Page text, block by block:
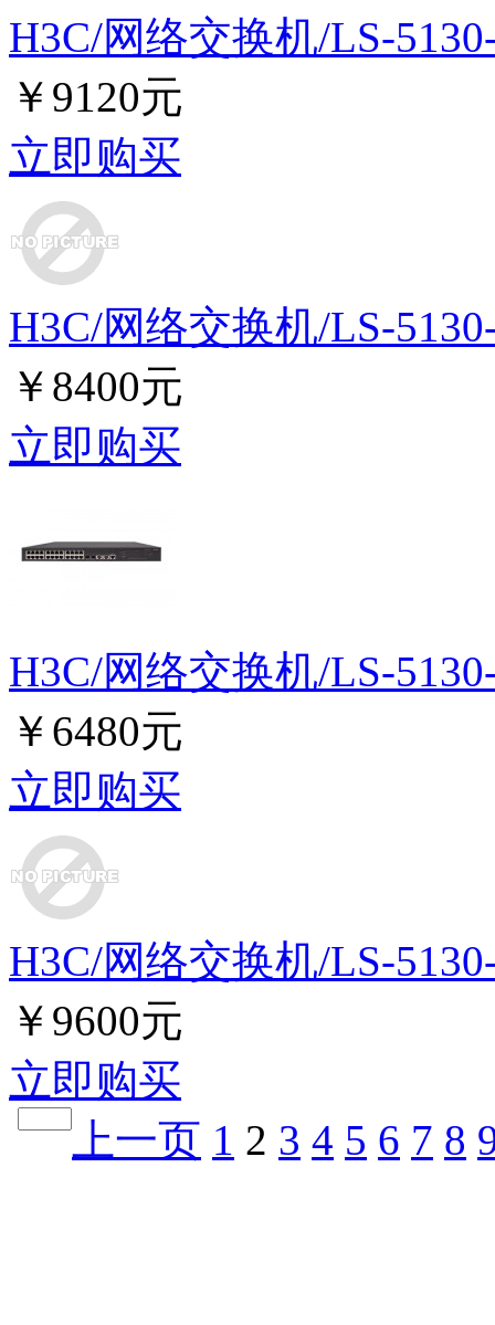
H3C/网络交换机/LS-
￥9120元
立即购买
H3C/网络交换机/LS-
￥8400元
立即购买
H3C/网络交换机/LS-
￥6480元
立即购买
H3C/网络交换机/LS-
￥9600元
立即购买
上一页 1 2 3 4 5 6 7 8